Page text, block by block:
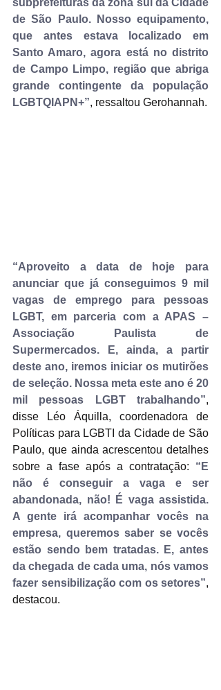
subprefeituras da zona sul da Cidade
de São Paulo. Nosso equipamento,
que antes estava localizado em
Santo Amaro, agora está no distrito
de Campo Limpo, região que abriga
grande contingente da população
LGBTQIAPN+”, ressaltou Gerohannah.
“Aproveito a data de hoje para
anunciar que já conseguimos 9 mil
vagas de emprego para pessoas
LGBT, em parceria com a APAS –
Associação Paulista de
Supermercados. E, ainda, a partir
deste ano, iremos iniciar os mutirões
de seleção. Nossa meta este ano é 20
mil pessoas LGBT trabalhando”,
disse Léo Áquilla, coordenadora de
Políticas para LGBTI da Cidade de São
Paulo, que ainda acrescentou detalhes
sobre a fase após a contratação: “E
não é conseguir a vaga e ser
abandonada, não! É vaga assistida.
A gente irá acompanhar vocês na
empresa, queremos saber se vocês
estão sendo bem tratadas. E, antes
da chegada de cada uma, nós vamos
fazer sensibilização com os setores”,
destacou.